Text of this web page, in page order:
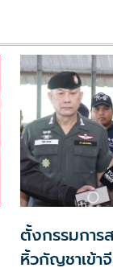
ตั้งกรรมการ
หิ้วกัญชาเข้า